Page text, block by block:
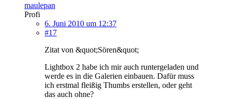
maulepan
Profi
6. Juni 2010 um 12:37
#17
Zitat von &quot;Sören&quot;
Lightbox 2 habe ich mir auch runtergeladen und
werde es in die Galerien einbauen. Dafür muss
ich erstmal fleißig Thumbs erstellen, oder geht
das auch ohne?